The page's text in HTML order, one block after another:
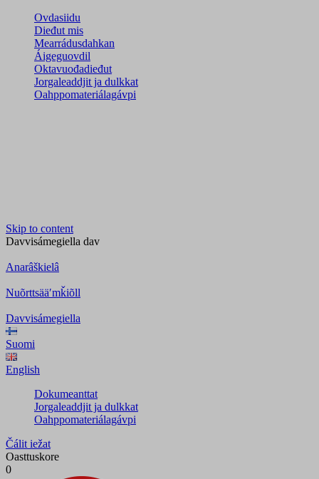
Ovdasiidu
Dieđut mis
Mearrádusdahkan
Áigeguovdil
Oktavuođadieđut
Jorgaleaddjit ja dulkkat
Oahppomateriálagávpi
Skip to content
Davvisámegiella dav
Anarâškielâ
Nuõrttsääʹmǩiõll
Davvisámegiella
Suomi
English
Dokumeanttat
Jorgaleaddjit ja dulkkat
Oahppomateriálagávpi
Čálit iežat
Oasttuskore
0